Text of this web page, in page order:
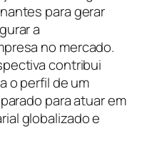
para gerar
a
no mercado.
contribui
o perfil de um
para atuar em
globalizado e